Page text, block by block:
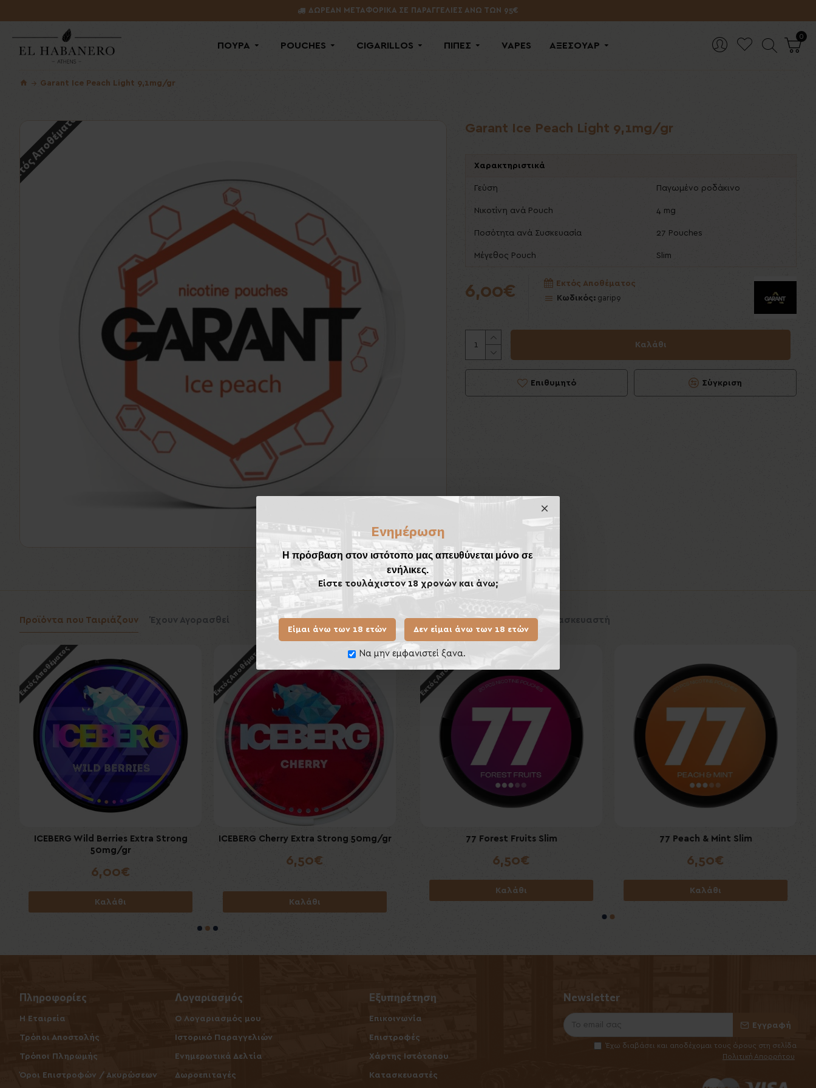
Ενημέρωση
Η πρόσβαση στον ιστότοπο μας απευθύνεται μόνο σε
ενήλικες.
Είστε τουλάχιστον 18 χρονών και άνω;
Είμαι άνω των 18 ετών Δεν είμαι άνω των 18 ετών
Να μην εμφανιστεί ξανα.
ΔΩΡΕΑΝ ΜΕΤΑΦΟΡΙΚΑ ΣΕ ΠΑΡΑΓΓΕΛΙΕΣ ΑΝΩ ΤΩΝ 95€
ΠΟΥΡΑ POUCHES CIGARILLOS ΠΙΠΕΣ VAPES ΑΞΕΣΟΥΑΡ
0
Garant Ice Peach Light 9,1mg/gr
Εκτός Αποθέματος Garant Ice Peach Light 9,1mg/gr
Χαρακτηριστικά
Γεύση Παγωμένο ροδάκινο
Νικοτίνη ανά Pouch 4 mg
Ποσότητα ανά Συσκευασία 27 Pouches
Μέγεθος Pouch Slim
6,00€
Εκτός Αποθέματος
Κωδικός: garip9
Καλάθι
Επιθυμητό Σύγκριση
Προϊόντα που Ταιριάζουν Έχουν Αγορασθεί
Εκτός Αποθέματος
ICEBERG Wild Berries Extra Strong
50mg/gr
6,00€
Καλάθι
Εκτός Αποθέματος
ICEBERG Cherry Extra Strong 50mg/gr
6,50€
Καλάθι
Εκτός Αποθέματος
ICEBERG Menthol Extra Strong 50mg/gr
6,00€
Καλάθι
Εκτός Αποθέματος
ICEBERG Apple Lemon Pineapple Extra
Καλάθι
Ίδιας Κατηγορίας Ίδιου Κατασκευαστή
77 Black Currant Ice Slim
6,50€
Καλάθι
Εκτός Αποθέματος
77 Forest Fruits Slim
6,50€
Καλάθι
77 Peach & Mint Slim
6,50€
Καλάθι
Πληροφορίες
Η Εταιρεία
Τρόποι Αποστολής
Τρόποι Πληρωμής
Όροι Επιστροφών / Ακυρώσεων
Λογαριασμός
O Λογαριασμός μου
Ιστορικό Παραγγελιών
Ενημερωτικά Δελτία
Δωροεπιταγές
Εξυπηρέτηση
Επικοινωνία
Επιστροφές
Χάρτης Ιστότοπου
Κατασκευαστές
Newsletter
Εγγραφή
Έχω διαβάσει και αποδέχομαι τους όρους στη σελίδα
Πολιτική Απορρήτου